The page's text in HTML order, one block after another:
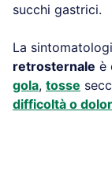
succhi gastrici.
La
retrosternale è
gola, tosse
difficoltà o